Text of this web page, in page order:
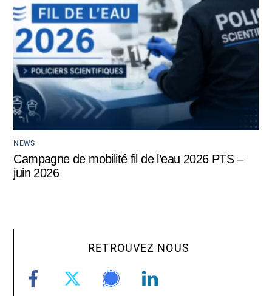
NEWS
Campagne de mobilité fil de l’eau 2026 PTS –
juin 2026
RETROUVEZ NOUS